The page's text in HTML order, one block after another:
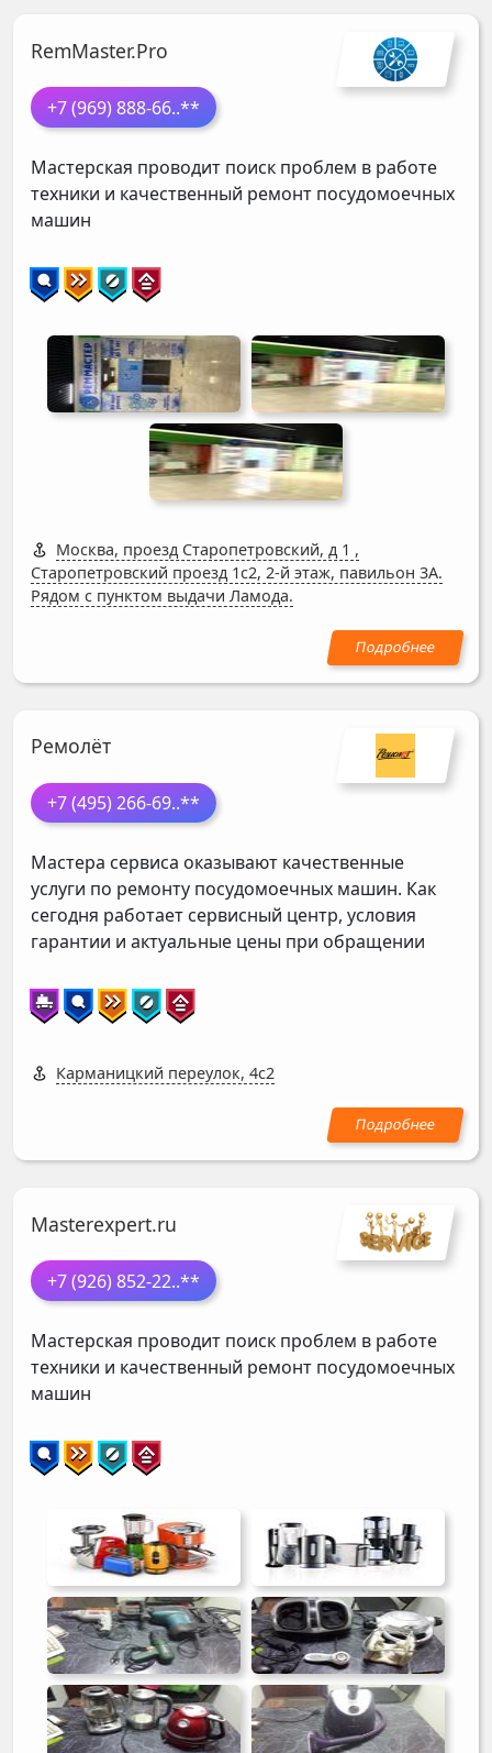
RemMaster.Pro
+7 (969) 888-66..**
Мастерская проводит поиск проблем в работе
техники и качественный ремонт посудомоечных
машин
Москва, проезд Старопетровский, д 1 ,
Старопетровский проезд 1с2, 2-й этаж, павильон 3А.
Рядом с пунктом выдачи Ламода.
Ремолёт
+7 (495) 266-69..**
Мастера сервиса оказывают качественные
услуги по ремонту посудомоечных машин. Как
сегодня работает сервисный центр, условия
гарантии и актуальные цены при обращении
Карманицкий переулок, 4с2
Masterexpert.ru
+7 (926) 852-22..**
Мастерская проводит поиск проблем в работе
техники и качественный ремонт посудомоечных
машин